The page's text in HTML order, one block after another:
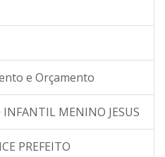
e Orçamento
INFANTIL MENINO JESUS
PREFEITO